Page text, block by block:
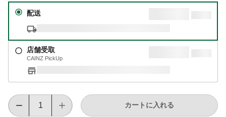
配送
店舗受取
CAINZ PickUp
カートに入れる